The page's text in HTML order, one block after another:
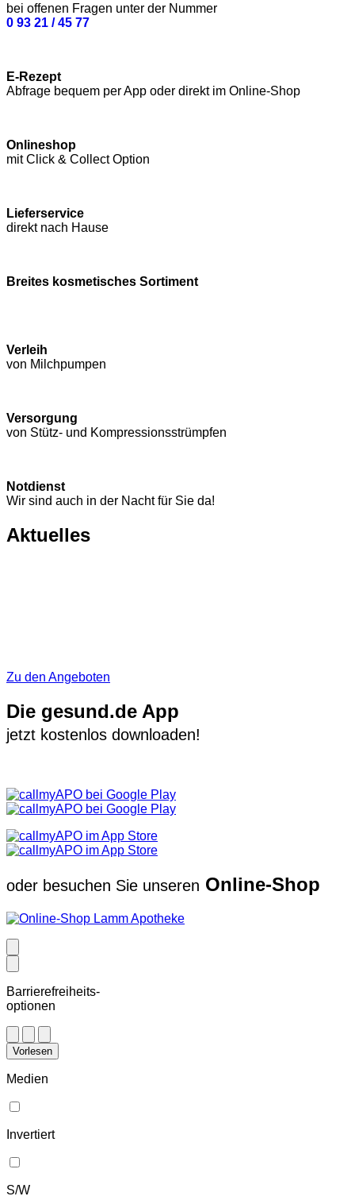
bei offenen Fragen unter der Nummer
0 93 21 / 45 77
E-Rezept
Abfrage bequem per App oder direkt im Online-Shop
Onlineshop
mit Click & Collect Option
Lieferservice
direkt nach Hause
Breites kosmetisches Sortiment
Verleih
von Milchpumpen
Versorgung
von Stütz- und Kompressions­strümpfen
Notdienst
Wir sind auch in der Nacht für Sie da!
Aktuelles
Zu den Angeboten
Die gesund.de App
jetzt kostenlos downloaden!
oder besuchen Sie unseren Online-Shop
Barrierefreiheits-
optionen
Vorlesen
Medien
Invertiert
S/W